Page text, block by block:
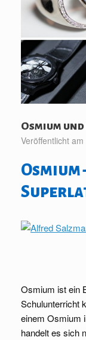
Osmium
Veröffentlicht am
Osmium ist ein
Schulunterricht
einem Osmium
handelt es sich